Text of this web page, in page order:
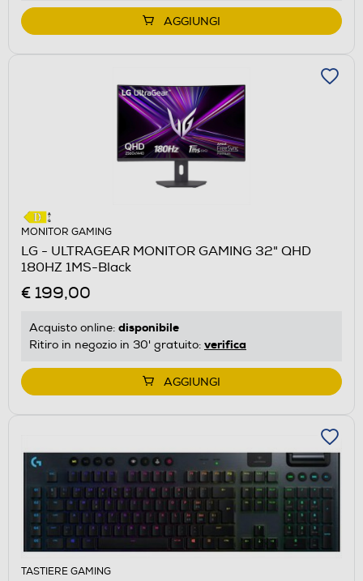
AGGIUNGI
MONITOR GAMING
LG - ULTRAGEAR MONITOR GAMING 32" QHD
180HZ 1MS-Black
€ 199,00
Acquisto online: disponibile
Ritiro in negozio in 30' gratuito: verifica
AGGIUNGI
TASTIERE GAMING